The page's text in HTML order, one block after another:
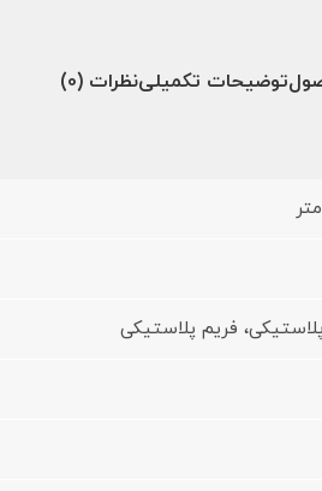
توضیحات تکمیلینظرات (0)
فریم پلاستیکی